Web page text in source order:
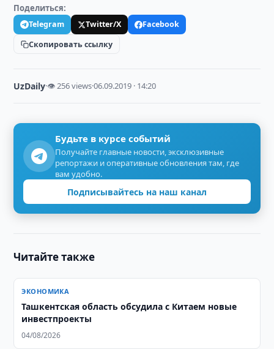
Поделиться:
Telegram Twitter/X
Facebook
Скопировать ссылку
UzDaily·👁 256 views·06.09.2019 · 14:20
Будьте в курсе событий
Получайте главные новости, эксклюзивные
репортажи и оперативные обновления там, где
вам удобно.
Подписывайтесь на наш канал
Читайте также
ЭКОНОМИКА
Ташкентская область обсудила с Китаем новые
инвестпроекты
04/08/2026